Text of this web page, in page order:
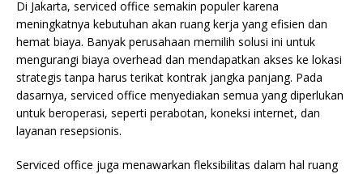
Di Jakarta, serviced office semakin populer karena
meningkatnya kebutuhan akan ruang kerja yang efisien dan
hemat biaya. Banyak perusahaan memilih solusi ini untuk
mengurangi biaya overhead dan mendapatkan akses ke lokasi
strategis tanpa harus terikat kontrak jangka panjang. Pada
dasarnya, serviced office menyediakan semua yang diperlukan
untuk beroperasi, seperti perabotan, koneksi internet, dan
layanan resepsionis.
Serviced office juga menawarkan fleksibilitas dalam hal ruang